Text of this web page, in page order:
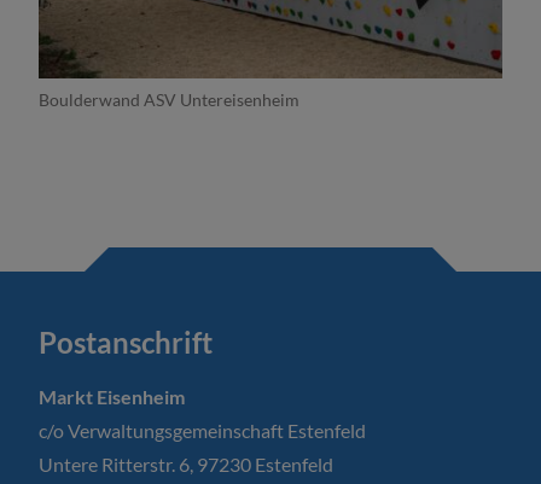
Boulderwand ASV Untereisenheim
Postanschrift
Markt Eisenheim
c/o Verwaltungsgemeinschaft Estenfeld
Untere Ritterstr. 6, 97230 Estenfeld